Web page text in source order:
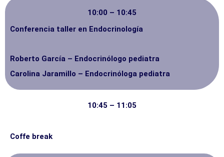
10:00 – 10:45
Conferencia taller en Endocrinología
Roberto García – Endocrinólogo pediatra
Carolina Jaramillo – Endocrinóloga pediatra
10:45 – 11:05
Coffe break